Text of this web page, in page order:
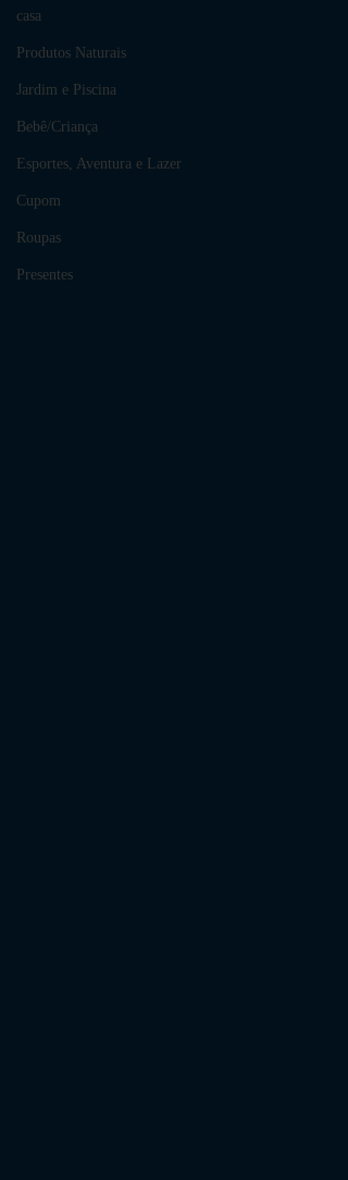
casa
Produtos Naturais
Jardim e Piscina
Bebê/Criança
Esportes, Aventura e Lazer
Cupom
Roupas
Presentes